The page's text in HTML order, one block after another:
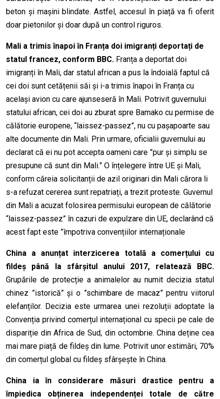
beton și mașini blindate. Astfel, accesul în piață va fi oferit
doar pietonilor și doar după un control riguros.
Mali a trimis înapoi în Franța doi imigranți deportați de
statul francez, conform BBC. Franța a deportat doi
imigranți în Mali, dar statul african a pus la îndoială faptul că
cei doi sunt cetățenii săi și i-a trimis înapoi în Franța cu
același avion cu care ajunseseră în Mali. Potrivit guvernului
statului african, cei doi au zburat spre Bamako cu permise de
călătorie europene, “laissez-passez”, nu cu pașapoarte sau
alte documente din Mali. Prin urmare, oficialii guvernului au
declarat că ei nu pot accepta oameni care ”pur și simplu se
presupune că sunt din Mali.” O înțelegere între UE și Mali,
conform căreia solicitanții de azil originari din Mali cărora li
s-a refuzat cererea sunt repatriați, a trezit proteste. Guvernul
din Mali a acuzat folosirea permisului european de călătorie
“laissez-passez” în cazuri de expulzare din UE, declarând că
acest fapt este ”împotriva convențiilor internaționale
China a anunțat interzicerea totală a comerțului cu
fildeș până la sfârșitul anului 2017, relatează BBC.
Grupările de protecție a animalelor au numit decizia statul
chinez ”istorică” și o ”schimbare de macaz” pentru viitorul
elefanților. Decizia este urmarea unei rezoluții adoptate la
Convenția privind comerțul internațional cu specii pe cale de
dispariție din Africa de Sud, din octombrie. China deține cea
mai mare piață de fildeș din lume. Potrivit unor estimări, 70%
din comerțul global cu fildeș sfârșește în China.
China ia în considerare măsuri drastice pentru a
împiedica obținerea independenței totale de către